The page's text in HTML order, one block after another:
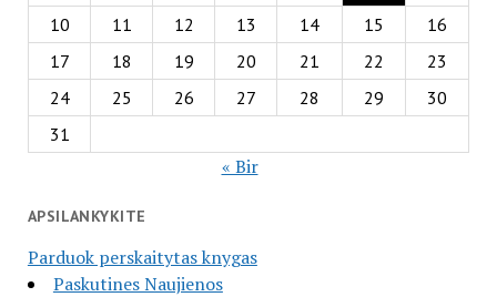
10
11 12 13 14 15
16
17
18 19 20 21 22
23
24
25 26 27 28 29
30
31
« Bir
APSILANKYKITE
Parduok perskaitytas knygas
Paskutines Naujienos